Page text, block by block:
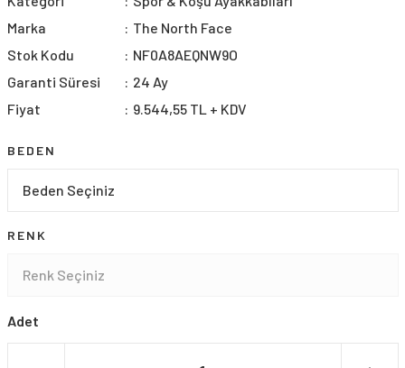
Marka
The North Face
Stok Kodu
NF0A8AEQNW9O
Garanti Süresi
24 Ay
Fiyat
9.544,55 TL + KDV
BEDEN
RENK
Adet